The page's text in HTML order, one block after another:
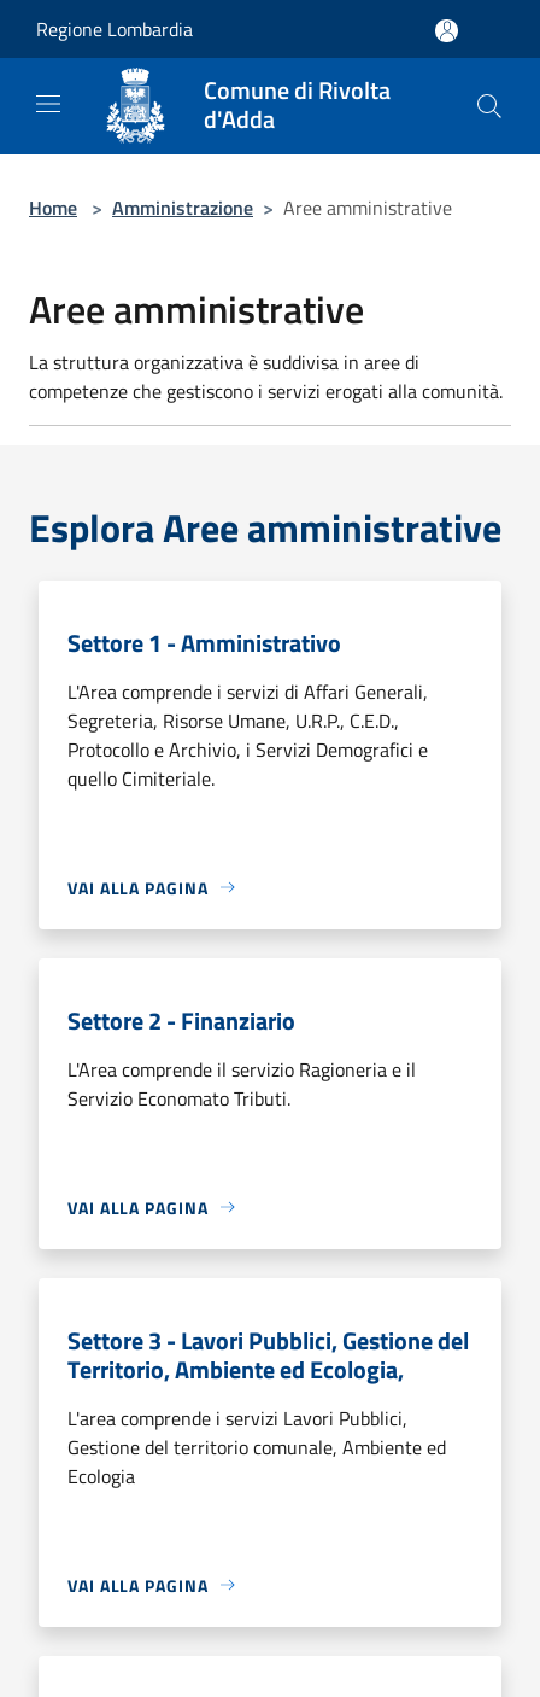
Regione Lombardia
Comune di Rivolta
d'Adda
Home > Amministrazione > Aree amministrative
Aree amministrative
La struttura organizzativa è suddivisa in aree di
competenze che gestiscono i servizi erogati alla comunità.
Esplora Aree amministrative
Settore 1 - Amministrativo
L'Area comprende i servizi di Affari Generali,
Segreteria, Risorse Umane, U.R.P., C.E.D.,
Protocollo e Archivio, i Servizi Demografici e
quello Cimiteriale.
VAI ALLA PAGINA
Settore 2 - Finanziario
L'Area comprende il servizio Ragioneria e il
Servizio Economato Tributi.
VAI ALLA PAGINA
Settore 3 - Lavori Pubblici, Gestione del
Territorio, Ambiente ed Ecologia,
L'area comprende i servizi Lavori Pubblici,
Gestione del territorio comunale, Ambiente ed
Ecologia
VAI ALLA PAGINA